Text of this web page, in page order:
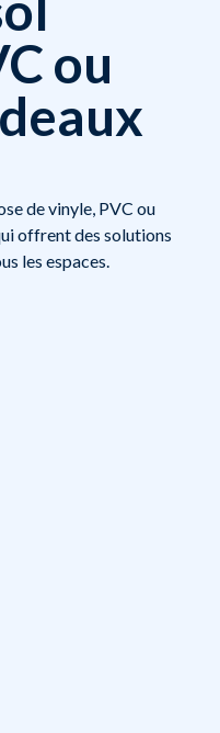
ou
de vinyle, PVC ou
offrent des solutions
les espaces.